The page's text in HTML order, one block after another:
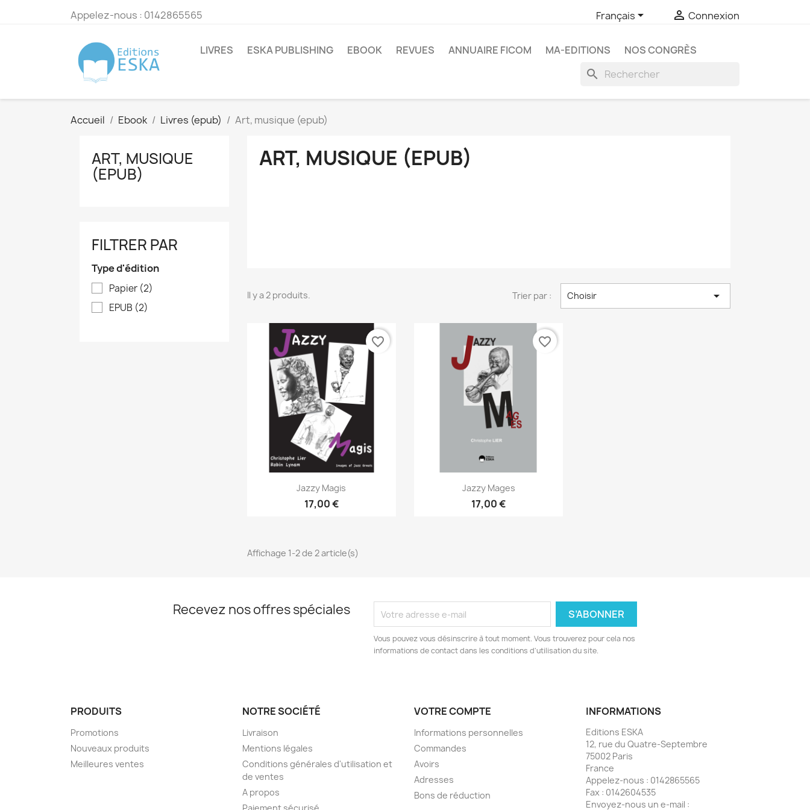
Appelez-nous : 0142865565 Français  Connexion
LIVRES ESKA PUBLISHING EBOOK REVUES ANNUAIRE FICOM MA-EDITIONS NOS CONGRÈS
search
Accueil Ebook Livres (epub) Art, musique (epub)
ART, MUSIQUE
(EPUB)
FILTRER PAR
Type d'édition
Papier (2)
EPUB (2)
ART, MUSIQUE (EPUB)
Il y a 2 produits. Trier par : Choisir 
Aperçu rapide
Jazzy Magis
17,00 €
favorite_border
Aperçu rapide
Jazzy Mages
17,00 €
favorite_border
Affichage 1-2 de 2 article(s)
Recevez nos offres spéciales
Vous pouvez vous désinscrire à tout moment. Vous trouverez pour cela nos
informations de contact dans les conditions d'utilisation du site.
PRODUITS
Promotions
Nouveaux produits
Meilleures ventes
NOTRE SOCIÉTÉ
Livraison
Mentions légales
Conditions générales d'utilisation et
de ventes
A propos
VOTRE COMPTE
Informations personnelles
Commandes
Avoirs
Adresses
Bons de réduction
INFORMATIONS
Editions ESKA
12, rue du Quatre-Septembre
75002 Paris
France
Appelez-nous : 0142865565
Fax : 0142604535
Envoyez-nous un e-mail :